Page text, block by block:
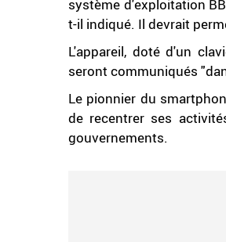
système d'exploitation
t-il indiqué. Il devrait
L'appareil, doté d'un
seront communiqués
Le pionnier du
de recentrer ses
gouvernements.